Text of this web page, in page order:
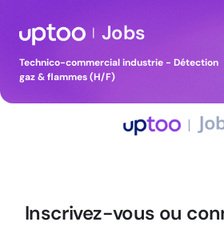
| Jobs
Technico-commercial industrie - Détection
gaz & flammes (H/F)
Inscrivez-vous ou